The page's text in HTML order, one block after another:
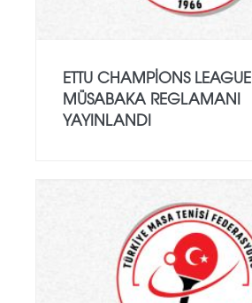
ETTU CHAMPIONS LEAGUE
MÜSABAKA REGLAMANI
YAYINLANDI